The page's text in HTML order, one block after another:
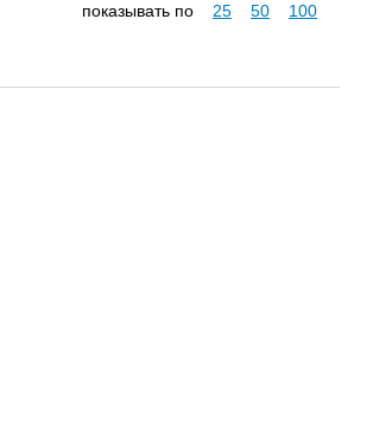
показывать по 25 50 100